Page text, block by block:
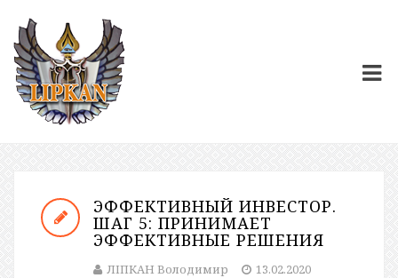
ЭФФЕКТИВНЫЙ ИНВЕСТОР.
ШАГ 5: ПРИНИМАЕТ
ЭФФЕКТИВНЫЕ РЕШЕНИЯ
ЛІПКАН Володимир
13.02.2020